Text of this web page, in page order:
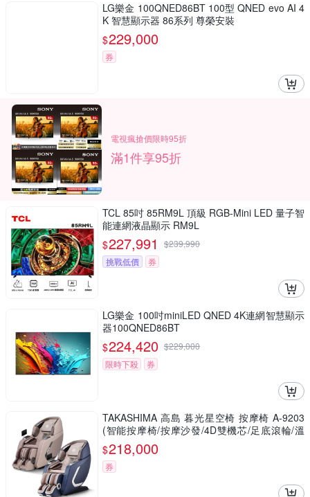
LG樂金 100QNED86BT 100型 QNED evo AI 4
K 智慧顯示器 86系列 尊榮安裝
$229,000
券
電視瘋搶價限時95折
滿1件享95折
TCL 85吋 85RM9L 頂級 RGB-Mini LED 量子智
能連網液晶顯示 RM9L
$227,991 $239,990
挑戰低價
券
LG樂金 100吋miniLED QNED 4K連網智慧顯示
器100QNED86BT
$224,420 $229,000
限時下殺
券
TAKASHIMA 高島 暮光星空椅 按摩椅 A-9203
(智能按摩椅/按摩沙發/4D雙機芯/足底滾輪/溫
熱/父親節禮物)
$218,000
券